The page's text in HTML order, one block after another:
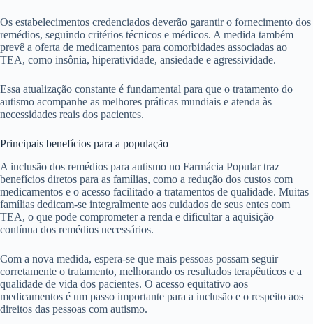
Os estabelecimentos credenciados deverão garantir o fornecimento dos
remédios, seguindo critérios técnicos e médicos. A medida também
prevê a oferta de medicamentos para comorbidades associadas ao
TEA, como insônia, hiperatividade, ansiedade e agressividade.
Essa atualização constante é fundamental para que o tratamento do
autismo acompanhe as melhores práticas mundiais e atenda às
necessidades reais dos pacientes.
Principais benefícios para a população
A inclusão dos remédios para autismo no Farmácia Popular traz
benefícios diretos para as famílias, como a redução dos custos com
medicamentos e o acesso facilitado a tratamentos de qualidade. Muitas
famílias dedicam-se integralmente aos cuidados de seus entes com
TEA, o que pode comprometer a renda e dificultar a aquisição
contínua dos remédios necessários.
Com a nova medida, espera-se que mais pessoas possam seguir
corretamente o tratamento, melhorando os resultados terapêuticos e a
qualidade de vida dos pacientes. O acesso equitativo aos
medicamentos é um passo importante para a inclusão e o respeito aos
direitos das pessoas com autismo.